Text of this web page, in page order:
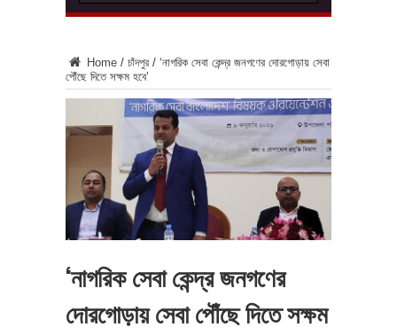
Home / চাঁদপুর / ‘নাগরিক সেবা কেন্দ্র জনগণের দোরগোড়ায় সেবা
পৌঁছে দিতে সক্ষম হবে’
‘নাগরিক সেবা কেন্দ্র জনগণের
দোরগোড়ায় সেবা পৌঁছে দিতে সক্ষম